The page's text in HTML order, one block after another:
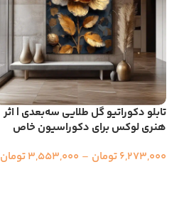
تابلو دکوراتیو گل طلایی سه‌بعدی | اثر
هنری لوکس برای دکوراسیون خاص
6,273,000تومان –
3,553,000تومان